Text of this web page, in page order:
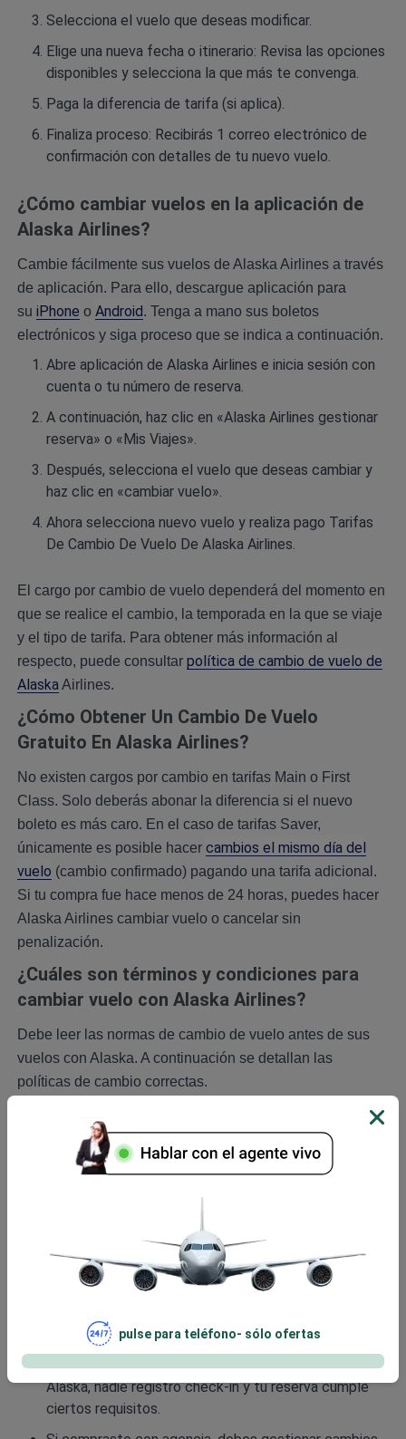
Selecciona el vuelo que deseas modificar.
Elige una nueva fecha o itinerario: Revisa las opciones
disponibles y selecciona la que más te convenga.
Paga la diferencia de tarifa (si aplica).
Finaliza proceso: Recibirás 1 correo electrónico de
confirmación con detalles de tu nuevo vuelo.
¿Cómo cambiar vuelos en la aplicación de
Alaska Airlines?
Cambie fácilmente sus vuelos de Alaska Airlines a través
de aplicación. Para ello, descargue aplicación para
su iPhone o Android. Tenga a mano sus boletos
electrónicos y siga proceso que se indica a continuación.
Abre aplicación de Alaska Airlines e inicia sesión con
cuenta o tu número de reserva.
A continuación, haz clic en «Alaska Airlines gestionar
reserva» o «Mis Viajes».
Después, selecciona el vuelo que deseas cambiar y
haz clic en «cambiar vuelo».
Ahora selecciona nuevo vuelo y realiza pago Tarifas
De Cambio De Vuelo De Alaska Airlines.
El cargo por cambio de vuelo dependerá del momento en
que se realice el cambio, la temporada en la que se viaje
y el tipo de tarifa. Para obtener más información al
respecto, puede consultar política de cambio de vuelo de
AlaskaAirlines.
¿Cómo Obtener Un Cambio De Vuelo
Gratuito En Alaska Airlines?
No existen cargos por cambio en tarifas Main o First
Class. Solo deberás abonar la diferencia si el nuevo
boleto es más caro. En el caso de tarifas Saver,
únicamente es posible hacer cambios el mismo día del
vuelo (cambio confirmado) pagando una tarifa adicional.
Si tu compra fue hace menos de 24 horas, puedes hacer
Alaska Airlines cambiar vuelo o cancelar sin
penalización.
¿Cuáles son términos y condiciones para
cambiar vuelo con Alaska Airlines?
Debe leer las normas de cambio de vuelo antes de sus
vuelos con Alaska. A continuación se detallan las
políticas de cambio correctas.
solo pagas diferencia de tarifa si aplica.
Boletos Saver solo permiten cambios confirmados el
Saver pueden cancelarse gratis dentro de 24 horas o
recibir 50% de crédito si cancelas al menos 14 días
antes (para compras desde 19 de julio de 2023).
vuelo. Si no, pierdes valor del boleto y conexiones.
Cambios en línea solo si reservaste directo con
Alaska, nadie registró check-in y tu reserva cumple
ciertos requisitos.
pulse para teléfono- sólo ofertas